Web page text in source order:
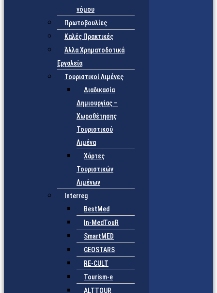
νόμου
Πρωτοβουλίες
Καλές Πρακτικές
Άλλα Χρηματοδοτικά
Εργαλεία
Τουριστικοί Λιμένες
Διαδικασία
Δημιουργίας –
Χωροθέτησης
Τουριστικού
Λιμένα
Χάρτες
Τουριστικών
Λιμένων
Interreg
BestMed
In-MedTouR
SmartMED
GEOSTARS
RE-CULT
Tourism-e
ALTTOUR